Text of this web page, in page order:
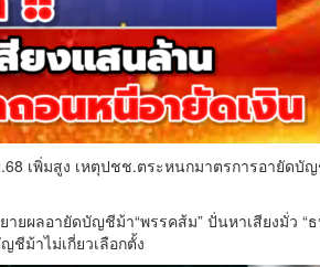
เพิ่มสูง เหตุปชช.ตระหนกมาตรการอายัดบั
ยผลอายัดบัญชีม้า“พรรคส้ม” ปั่นหาเสียงมั่ว “ธ
ม้าไม่เกี่ยวเลือกตั้ง